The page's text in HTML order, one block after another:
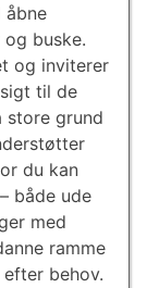
åbne
buske.
og inviterer
til de
store grund
du kan
både ude
med
ramme
behov.